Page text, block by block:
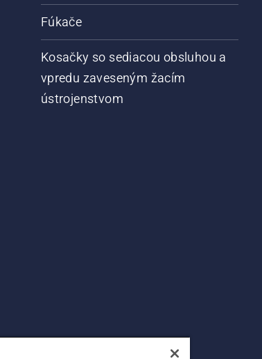
Fúkače
Kosačky so sediacou obsluhou a
vpredu zaveseným žacím
ústrojenstvom